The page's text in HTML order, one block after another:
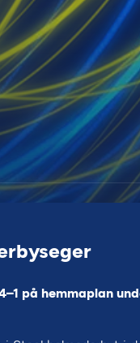
på hemmaplan